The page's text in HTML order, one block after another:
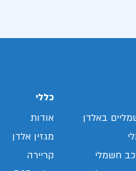
באלדן
חשמלי
כללי
אודות
מגזין אלדן
קריירה